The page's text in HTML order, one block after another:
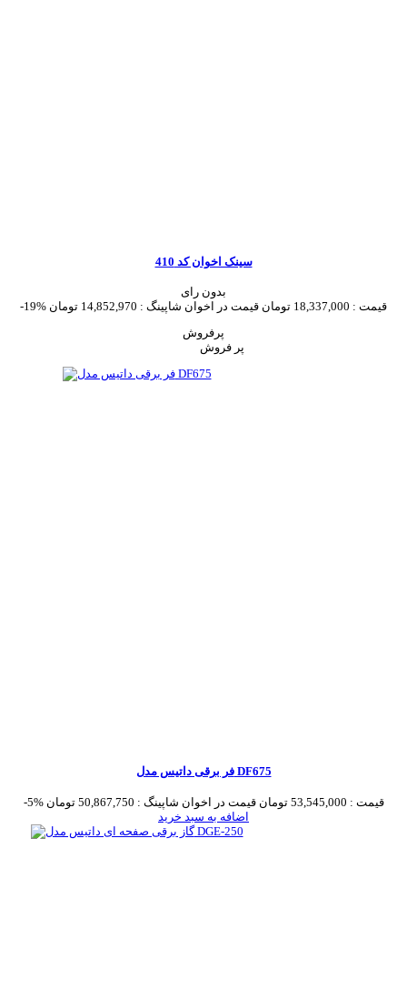
سینک اخوان کد 410
بدون رای
-19%
قیمت : 18,337,000 تومان قیمت در اخوان شاپینگ : 14,852,970 تومان
پرفروش
فر برقی داتیس مدل DF675
-5% قیمت : 53,545,000 تومان قیمت در اخوان شاپینگ : 50,867,750 تومان
اضافه به سبد خرید